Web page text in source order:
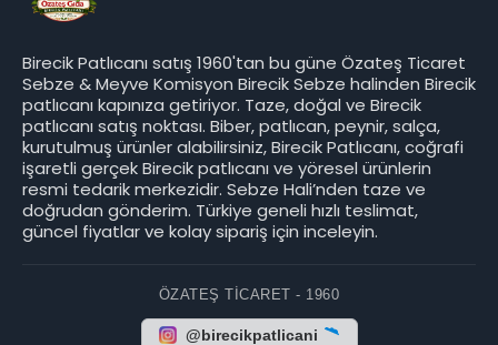
Birecik Patlıcanı satış 1960'tan bu güne Özateş Ticaret
Sebze & Meyve Komisyon Birecik Sebze halinden Birecik
patlıcanı kapınıza getiriyor. Taze, doğal ve Birecik
patlıcanı satış noktası. Biber, patlıcan, peynir, salça,
kurutulmuş ürünler alabilirsiniz, Birecik Patlıcanı, coğrafi
işaretli gerçek Birecik patlıcanı ve yöresel ürünlerin
resmi tedarik merkezidir. Sebze Hali’nden taze ve
doğrudan gönderim. Türkiye geneli hızlı teslimat,
güncel fiyatlar ve kolay sipariş için inceleyin.
ÖZATEŞ TICARET - 1960
@birecikpatlicani